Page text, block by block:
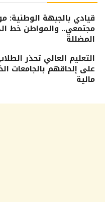
قيادي بالجبهة الوطنية:
مجتمعي.. والمواطن خط
المضللة
التعليم العالي تحذر
على إلحاقهم بالجامعات
مالية